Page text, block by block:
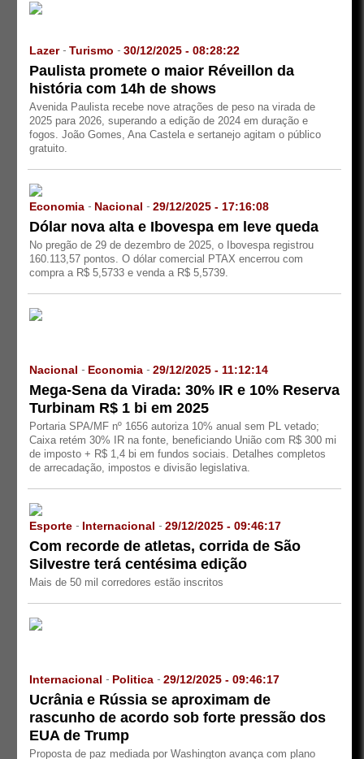
Lazer-Turismo-30/12/2025 - 08:28:22
Paulista promete o maior Réveillon da
história com 14h de shows
Avenida Paulista recebe nove atrações de peso na virada de
2025 para 2026, superando a edição de 2024 em duração e
fogos. João Gomes, Ana Castela e sertanejo agitam o público
gratuito.
Economia- Nacional-29/12/2025 - 17:16:08
Dólar nova alta e Ibovespa em leve queda
No pregão de 29 de dezembro de 2025, o Ibovespa registrou
160.113,57 pontos. O dólar comercial PTAX encerrou com
compra a R$ 5,5733 e venda a R$ 5,5739.
Nacional- Economia-29/12/2025 - 11:12:14
Mega-Sena da Virada: 30% IR e 10% Reserva
Turbinam R$ 1 bi em 2025
Portaria SPA/MF nº 1656 autoriza 10% anual sem PL vetado;
Caixa retém 30% IR na fonte, beneficiando União com R$ 300 mi
de imposto + R$ 1,4 bi em fundos sociais. Detalhes completos
de arrecadação, impostos e divisão legislativa.
Esporte- Internacional-29/12/2025 - 09:46:17
Com recorde de atletas, corrida de São
Silvestre terá centésima edição
Mais de 50 mil corredores estão inscritos
Internacional- Politica-29/12/2025 - 09:46:17
Ucrânia e Rússia se aproximam de
rascunho de acordo sob forte pressão dos
EUA de Trump
Proposta de paz mediada por Washington avança com plano